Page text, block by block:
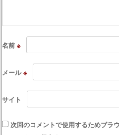
名前※
メール※
サイト
次回のコメントで使用するためブラ